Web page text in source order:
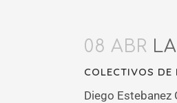
08 ABR
COLECTIVOS
Diego Estebanez